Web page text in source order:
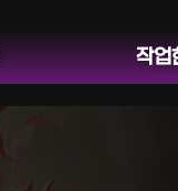
작업